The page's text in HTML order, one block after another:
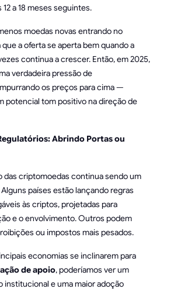
a 18 meses seguintes.
moedas novas entrando no
a oferta se aperta bem quando a
continua a crescer. Então, em 2025,
verdadeira pressão de
os preços para cima —
potencial tom positivo na direção de
Abrindo Portas ou
das criptomoedas continua sendo um
países estão lançando regras
às criptos, projetadas para
e o envolvimento. Outros podem
ou impostos mais pesados.
economias se inclinarem para
de apoio, poderíamos ver um
institucional e uma maior adoção